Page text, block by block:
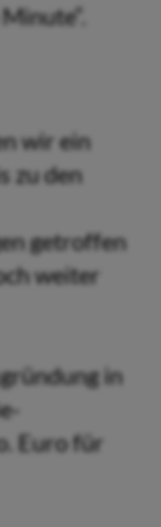
wir ein
zu den
getroffen
weiter
in
Euro für